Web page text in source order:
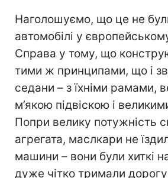
Наголошуємо, що це не
автомобілі у
Справа у тому, що
тими ж принципами, що і
седани – з їхніми рамами,
м’якою підвіскою і
Попри велику потужність
агрегата, маслкари не
машини – вони були хиткі
дуже чітко тримали